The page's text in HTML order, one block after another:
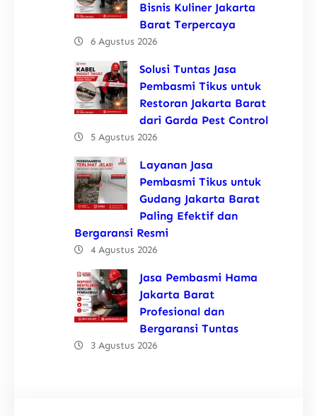
Bisnis Kuliner Jakarta
Barat Terpercaya
6 Agustus 2026
Solusi Tuntas Jasa
Pembasmi Tikus untuk
Restoran Jakarta Barat
dari Garda Pest Control
5 Agustus 2026
Layanan Jasa
Pembasmi Tikus untuk
Gudang Jakarta Barat
Paling Efektif dan
Bergaransi Resmi
4 Agustus 2026
Jasa Pembasmi Hama
Jakarta Barat
Profesional dan
Bergaransi Tuntas
3 Agustus 2026